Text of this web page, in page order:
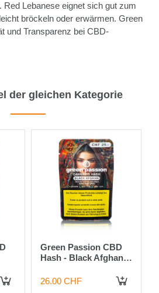
Red Lebanese eignet sich gut zum
bröckeln oder erwärmen. Green
und Transparenz bei CBD-
der gleichen Kategorie
Green Passion CBD
Hash - Black Afghan -
26.00 CHF